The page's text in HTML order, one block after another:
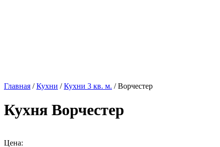
Главная /Кухни /Кухни 3 кв. м. / Ворчестер
Кухня Ворчестер
Цена: